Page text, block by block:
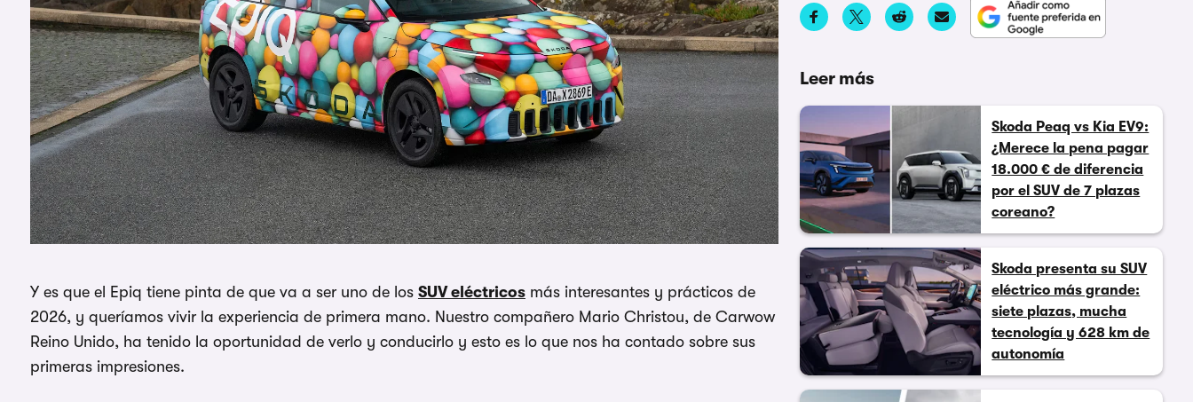
Y es que el Epiq tiene pinta de que va a ser uno de los SUV eléctricos más interesantes y prácticos de
2026, y queríamos vivir la experiencia de primera mano. Nuestro compañero Mario Christou, de Carwow
Reino Unido, ha tenido la oportunidad de verlo y conducirlo y esto es lo que nos ha contado sobre sus
primeras impresiones.
Leer más
Skoda Peaq vs Kia EV9:
¿Merece la pena pagar
18.000 € de diferencia
por el SUV de 7 plazas
coreano?
Skoda presenta su SUV
eléctrico más grande:
siete plazas, mucha
tecnología y 628 km de
autonomía